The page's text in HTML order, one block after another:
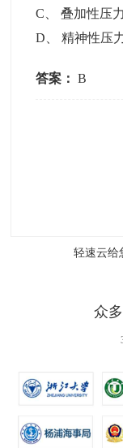
C 、叠加性压力
D 、精神性压
答案： B
轻速云给
众